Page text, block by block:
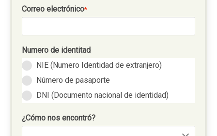
Correo electrónico*
Numero de identitad
NIE (Numero Identidad de extranjero)
Número de pasaporte
DNI (Documento nacional de identidad)
¿Cómo nos encontró?